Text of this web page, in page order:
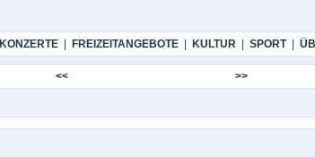
KONZERTE| FREIZEITANGEBOTE| KULTUR| SPORT|
<< >>